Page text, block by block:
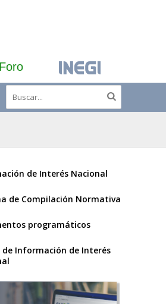
Foro
de Interés Nacional
de Compilación Normativa
programáticos
de Información de Interés